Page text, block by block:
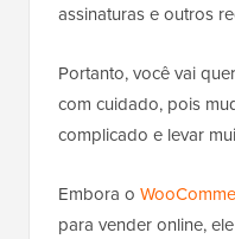
assinaturas e outros
Portanto, você vai
com cuidado, pois
complicado e levar
Embora o
para vender online,